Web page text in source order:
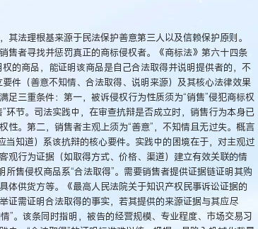
法理根基来源于民法保护善意第三人以及信赖保护原则。
售者寻找并惩罚真正的商标侵权者。《商标法》第六十四条
的商品，能证明该商品是自己合法取得并说明提供者的，不
件（善意不知情、合法取得、说明来源）及其核心法律效果
足三重条件：第一，被诉侵权行为性质须为“销售”侵犯商标权
环节。司法实践中，在审查抗辩是否成立时，销售行为本身已
。第二，销售者主观上须为“善意”，不知情且无过失。概言
当知道）系该抗辩的核心要件。实践中的困境在于，对主观过
观行为证据（如取得方式、价格、渠道）建立有效关联的情
售侵权商品系“合法取得”。需要销售者提供证据链证明其购
体供货方等。《最高人民法院关于知识产权民事诉讼证据的
证需证明合法取得的事实，若其提供的来源证据与其应尽
”。该条同时指明，被告的经营规模、专业程度、市场交易习